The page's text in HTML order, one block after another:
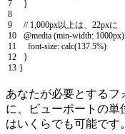
7
8
9
10
11
12
13
}
// 1,000px以上は、22pxに
@media (min-width: 1000px)
font-size: calc(137.5%)
}
}
あなたが必要とするフ
に、ビューポートの単
はいくらでも可能です。